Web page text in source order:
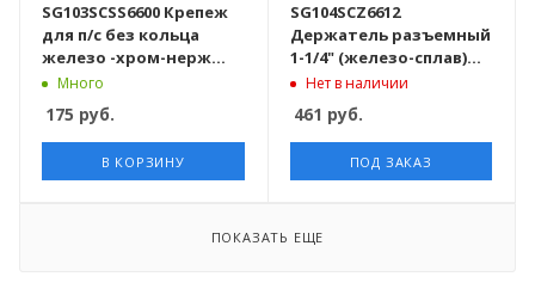
SG103SCSS6600 Крепеж
для п/с без кольца
железо -хром-нерж
100шт/кор
Много
175 руб.
В КОРЗИНУ
SG104SCZ6612
Держатель разъемный
1-1/4" (железо-сплав)
хромированный 100
шт/кор
Нет в наличии
461 руб.
ПОД ЗАКАЗ
ПОКАЗАТЬ ЕЩЕ